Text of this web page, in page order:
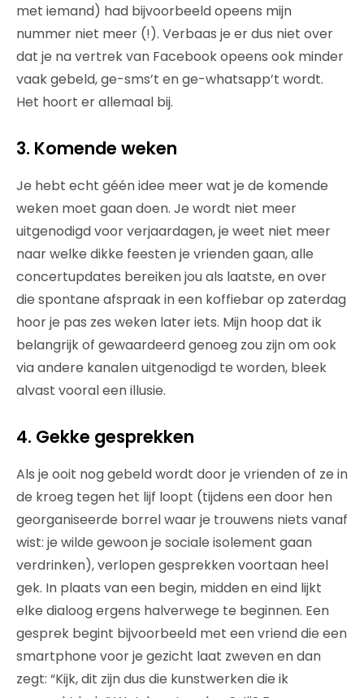
met iemand) had bijvoorbeeld opeens mijn
nummer niet meer (!). Verbaas je er dus niet over
dat je na vertrek van Facebook opeens ook minder
vaak gebeld, ge-sms’t en ge-whatsapp’t wordt.
Het hoort er allemaal bij.
3. Komende weken
Je hebt echt géén idee meer wat je de komende
weken moet gaan doen. Je wordt niet meer
uitgenodigd voor verjaardagen, je weet niet meer
naar welke dikke feesten je vrienden gaan, alle
concertupdates bereiken jou als laatste, en over
die spontane afspraak in een koffiebar op zaterdag
hoor je pas zes weken later iets. Mijn hoop dat ik
belangrijk of gewaardeerd genoeg zou zijn om ook
via andere kanalen uitgenodigd te worden, bleek
alvast vooral een illusie.
4. Gekke gesprekken
Als je ooit nog gebeld wordt door je vrienden of ze in
de kroeg tegen het lijf loopt (tijdens een door hen
georganiseerde borrel waar je trouwens niets vanaf
wist: je wilde gewoon je sociale isolement gaan
verdrinken), verlopen gesprekken voortaan heel
gek. In plaats van een begin, midden en eind lijkt
elke dialoog ergens halverwege te beginnen. Een
gesprek begint bijvoorbeeld met een vriend die een
smartphone voor je gezicht laat zweven en dan
zegt: “Kijk, dit zijn dus die kunstwerken die ik